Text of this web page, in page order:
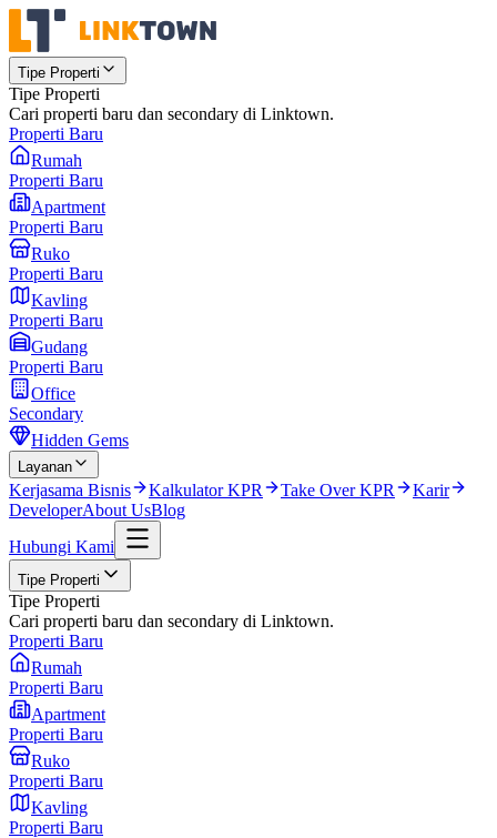
Tipe Properti
Tipe Properti
Cari properti baru dan secondary di Linktown.
Properti Baru
Rumah
Properti Baru
Apartment
Properti Baru
Ruko
Properti Baru
Kavling
Properti Baru
Gudang
Properti Baru
Office
Secondary
Hidden Gems
Layanan
Kerjasama Bisnis Kalkulator KPR Take Over KPR
Karir
DeveloperAbout UsBlog
Hubungi Kami
Tipe Properti
Tipe Properti
Cari properti baru dan secondary di Linktown.
Properti Baru
Rumah
Properti Baru
Apartment
Properti Baru
Ruko
Properti Baru
Kavling
Properti Baru